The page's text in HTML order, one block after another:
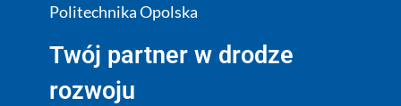
Politechnika Opolska
Twój partner w drodze
rozwoju